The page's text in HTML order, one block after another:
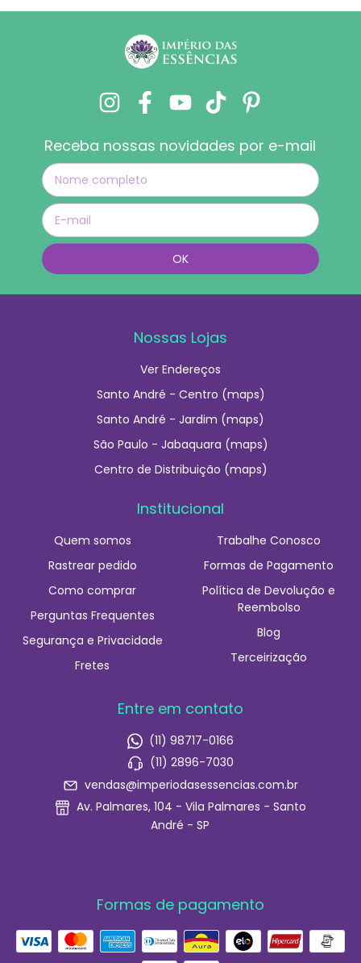
Receba nossas novidades por e-mail
Nossas Lojas
Ver Endereços
Santo André - Centro (maps)
Santo André - Jardim (maps)
São Paulo - Jabaquara (maps)
Centro de Distribuição (maps)
Institucional
Quem somos
Rastrear pedido
Como comprar
Perguntas Frequentes
Segurança e Privacidade
Fretes
Trabalhe Conosco
Formas de Pagamento
Política de Devolução e
Reembolso
Blog
Terceirização
Entre em contato
(11) 98717-0166
(11) 2896-7030
vendas@imperiodasessencias.com.br
Av. Palmares, 104 - Vila Palmares - Santo
André - SP
Formas de pagamento